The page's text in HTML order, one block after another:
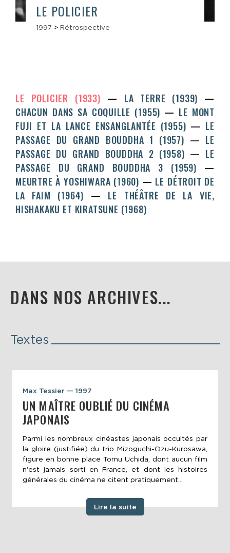
LE POLICIER
1997 > Rétrospective
LE POLICIER (1933)
LA TERRE (1939)
CHACUN DANS SA COQUILLE (1955)
LE MONT
FUJI ET LA LANCE ENSANGLANTÉE (1955)
LE
PASSAGE DU GRAND BOUDDHA 1 (1957)
LE
PASSAGE DU GRAND BOUDDHA 2 (1958)
LE
PASSAGE DU GRAND BOUDDHA 3 (1959)
MEURTRE À YOSHIWARA (1960)
LE DÉTROIT DE
LA FAIM (1964)
LE THÉÂTRE DE LA VIE,
HISHAKAKU ET KIRATSUNE (1968)
DANS NOS ARCHIVES...
Textes
Max Tessier — 1997
UN MAÎTRE OUBLIÉ DU CINÉMA
JAPONAIS
Parmi les nombreux cinéastes japonais occultés par
la gloire (justifiée) du trio Mizoguchi-Ozu-Kurosawa,
figure en bonne place Tomu Uchida, dont aucun film
n'est jamais sorti en France, et dont les histoires
générales du cinéma ne citent pratiquement...
Lire la suite